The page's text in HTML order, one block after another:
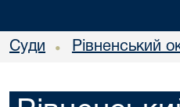
Суди • Рівненський